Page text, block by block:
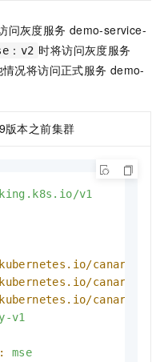
问灰度服务 demo-service-
：v2 时将访问灰度服务
况将访问正式服务 demo-
版本之前集群
v1
canary:
canary-by-
canary-by-
v1
mse